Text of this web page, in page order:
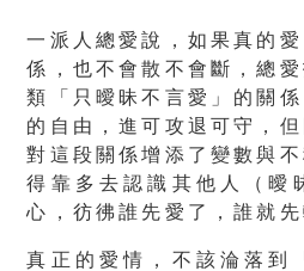
一派人總愛說，如果真的
係，也不會散不會斷，總
類「只曖昧不言愛」的關
的自由，進可攻退可守，
對這段關係增添了變數與
得靠多去認識其他人（曖
心，彷彿誰先愛了，誰就先
真正的愛情，不該淪落到